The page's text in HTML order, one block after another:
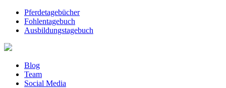
Pferdetagebücher
Fohlentagebuch
Ausbildungstagebuch
Blog
Team
Social Media